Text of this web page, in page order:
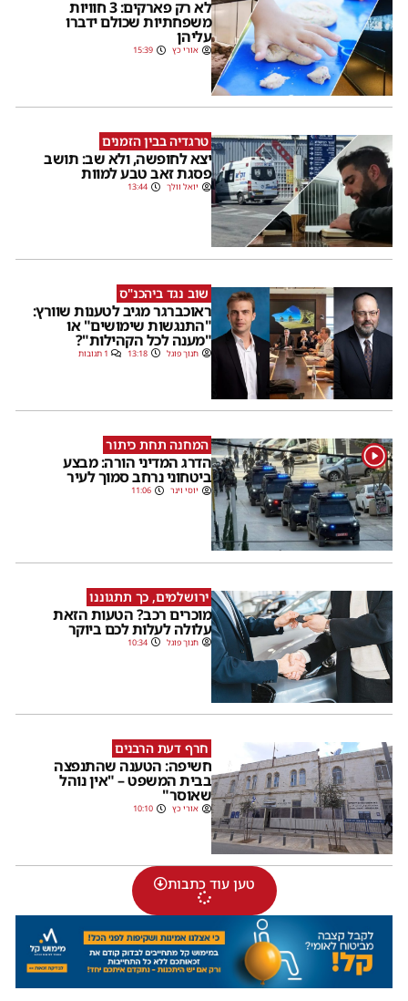
לא רק פארקים: 3 חוויות
משפחתיות שכולם ידברו
עליהן
אורי כץ 15:39
טרגדיה בבין הזמנים
יצא לחופשה, ולא שב: תושב
פסגת זאב טבע למוות
יואל וולך 13:44
שוב נגד ביהכנ"ס
ראוכברגר מגיב לטענות שוורץ:
"התנגשות שימושים" או
"מענה לכל הקהילות"?
חנוך פוגל 13:18 1 תגובות
1 המחנה תחת כיתור
הדרג המדיני הורה: מבצע
ביטחוני נרחב סמוך לעיר
יוסי וינר 11:06
ירושלמים, כך תתגוננו
מוכרים רכב? הטעות הזאת
עלולה לעלות לכם ביוקר
חנוך פוגל 10:34
חרף דעת הרבנים
חשיפה: הטענה שהתנפצה
בבית המשפט – "אין נוהל
שאוסר"
אורי כץ 10:10
טען עוד כתבות